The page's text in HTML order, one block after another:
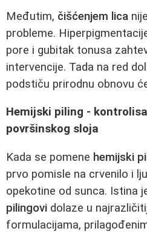
Međutim, čišćenjem lica
probleme.
pore i gubitak tonusa
intervencije. Tada na red
podstiču prirodnu obnovu
Hemijski piling -
površinskog sloja
Kada se pomene hemijski
prvo pomisle na crvenilo i
opekotine od sunca. Istina
pilingovi dolaze u
formulacijama,